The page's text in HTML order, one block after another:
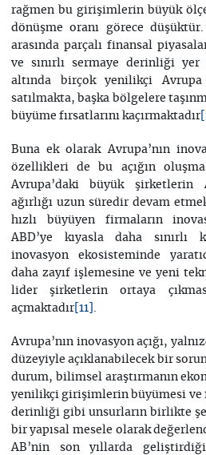
rağmen bu girişimlerin büyük
dönüşme oranı görece
arasında parçalı finansal
ve sınırlı sermaye derinliği
altında birçok yenilikçi
satılmakta, başka bölgelere
büyüme fırsatlarını kaçırmaktadır
Buna ek olarak Avrupa’nın
özellikleri de bu açığın
Avrupa’daki büyük şirketlerin
ağırlığı uzun süredir devam
hızlı büyüyen firmaların
ABD’ye kıyasla daha sınırlı
inovasyon ekosisteminde
daha zayıf işlemesine ve yeni
lider şirketlerin ortaya
açmaktadır[11] .
Avrupa’nın inovasyon açığı,
düzeyiyle açıklanabilecek bir
durum, bilimsel araştırmanın
yenilikçi girişimlerin büyümesi ve
derinliği gibi unsurların birlikte
bir yapısal mesele olarak
AB’nin son yıllarda